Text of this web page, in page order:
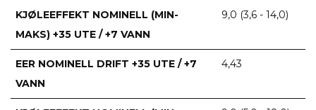
KJØLEEFFEKT NOMINELL (MIN-
MAKS) +35 UTE / +7 VANN
9,0 (3,6 - 14,0)
EER NOMINELL DRIFT +35 UTE / +7
VANN
4,43